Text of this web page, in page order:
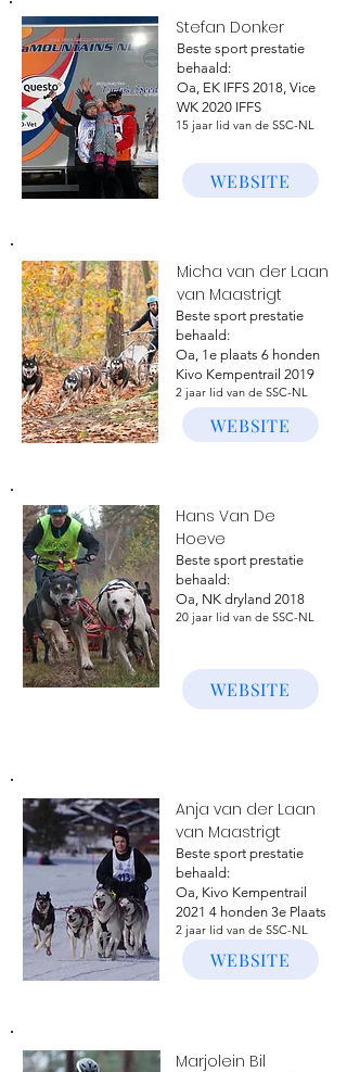
Stefan Donker
Beste sport prestatie
behaald:
Oa, EK IFFS 2018, Vice
WK 2020 IFFS
15 jaar lid van de SSC-NL
WEBSITE
Micha van der Laan
van Maastrigt
Beste sport prestatie
behaald:
Oa, 1e plaats 6 honden
Kivo Kempentrail 2019
2 jaar lid van de SSC-NL
WEBSITE
Hans Van De
Hoeve
Beste sport prestatie
behaald:
Oa, NK dryland 2018
20 jaar lid van de SSC-NL
WEBSITE
Anja van der Laan
van Maastrigt
Beste sport prestatie
behaald:
Oa, Kivo Kempentrail
2021 4 honden 3e Plaats
2 jaar lid van de SSC-NL
WEBSITE
Marjolein Bil